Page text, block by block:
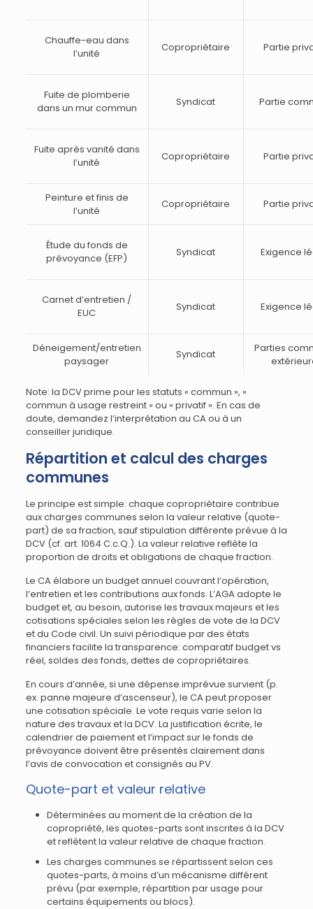
Chauffe-eau dans
l’unité
Copropriétaire Partie
Fuite de plomberie
dans un mur commun
Syndicat Partie
Fuite après vanité dans
l’unité
Copropriétaire Partie
Peinture et finis de
l’unité
Copropriétaire Partie
Étude du fonds de
prévoyance (EFP)
Syndicat Exigence
Carnet d’entretien /
EUC
Syndicat Exigence
Déneigement/entretien
paysager
Syndicat
Parties
Note: la DCV prime pour les statuts « commun », «
commun à usage restreint » ou « privatif ». En cas de
doute, demandez l’interprétation au CA ou à un
conseiller juridique.
Répartition et calcul des charges
communes
Le principe est simple: chaque copropriétaire contribue
aux charges communes selon la valeur relative (quote-
part) de sa fraction, sauf stipulation différente prévue à la
DCV (cf. art. 1064 C.c.Q.). La valeur relative reflète la
proportion de droits et obligations de chaque fraction.
Le CA élabore un budget annuel couvrant l’opération,
l’entretien et les contributions aux fonds. L’AGA adopte le
budget et, au besoin, autorise les travaux majeurs et les
cotisations spéciales selon les règles de vote de la DCV
et du Code civil. Un suivi périodique par des états
financiers facilite la transparence: comparatif budget vs
réel, soldes des fonds, dettes de copropriétaires.
En cours d’année, si une dépense imprévue survient (p.
ex. panne majeure d’ascenseur), le CA peut proposer
une cotisation spéciale. Le vote requis varie selon la
nature des travaux et la DCV. La justification écrite, le
calendrier de paiement et l’impact sur le fonds de
prévoyance doivent être présentés clairement dans
l’avis de convocation et consignés au PV.
Quote-part et valeur relative
Déterminées au moment de la création de la
copropriété, les quotes-parts sont inscrites à la DCV
et reflètent la valeur relative de chaque fraction.
Les charges communes se répartissent selon ces
quotes-parts, à moins d’un mécanisme différent
prévu (par exemple, répartition par usage pour
certains équipements ou blocs).